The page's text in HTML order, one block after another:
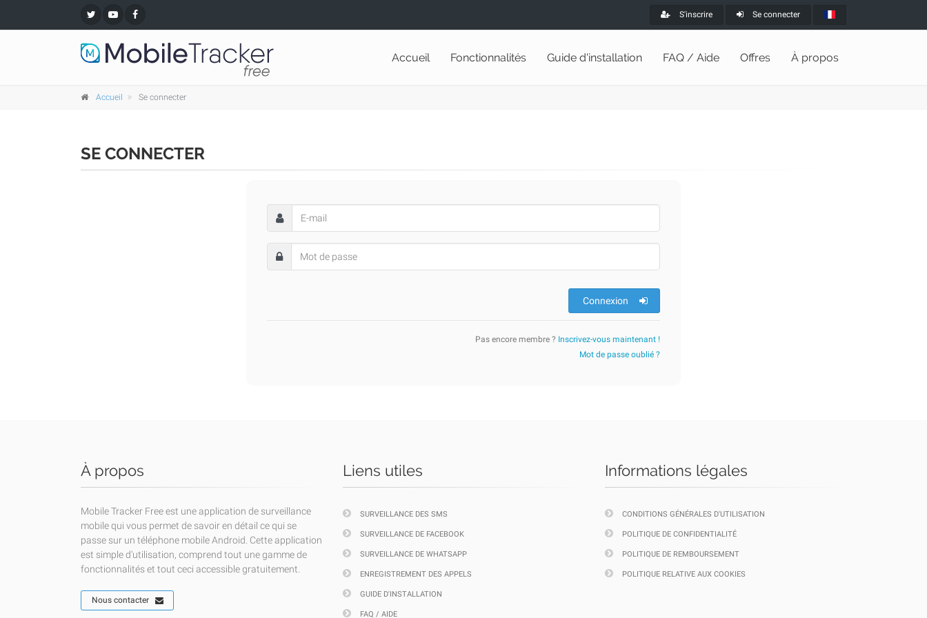
S'inscrire Se connecter
Accueil Fonctionnalités Guide d'installation FAQ / Aide Offres À propos
Accueil Se connecter
SE CONNECTER
Connexion
Pas encore membre ? Inscrivez-vous maintenant !
Mot de passe oublié ?
À propos
Mobile Tracker Free est une application de surveillance
mobile qui vous permet de savoir en détail ce qui se
passe sur un téléphone mobile Android. Cette application
est simple d'utilisation, comprend tout une gamme de
fonctionnalités et tout ceci accessible gratuitement.
Nous contacter
Liens utiles
SURVEILLANCE DES SMS
SURVEILLANCE DE FACEBOOK
SURVEILLANCE DE WHATSAPP
ENREGISTREMENT DES APPELS
GUIDE D'INSTALLATION
FAQ / AIDE
Informations légales
CONDITIONS GÉNÉRALES D'UTILISATION
POLITIQUE DE CONFIDENTIALITÉ
POLITIQUE DE REMBOURSEMENT
POLITIQUE RELATIVE AUX COOKIES